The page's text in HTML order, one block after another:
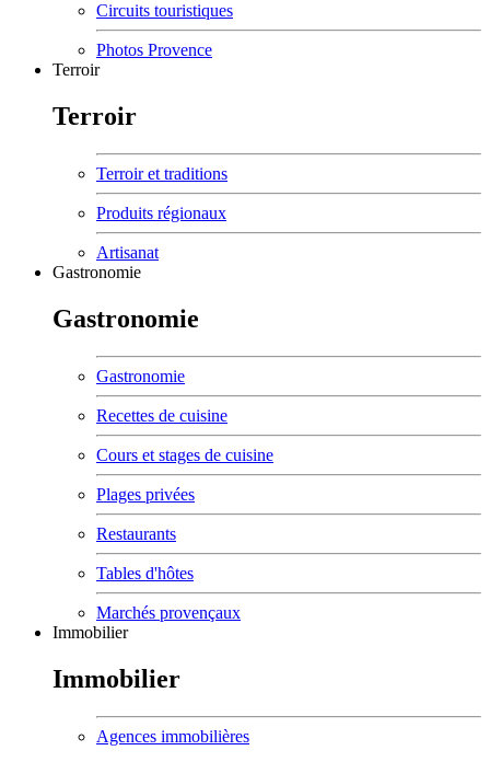
Circuits touristiques
Photos Provence
Terroir
Terroir
Terroir et traditions
Produits régionaux
Artisanat
Gastronomie
Gastronomie
Gastronomie
Recettes de cuisine
Cours et stages de cuisine
Plages privées
Restaurants
Tables d'hôtes
Marchés provençaux
Immobilier
Immobilier
Agences immobilières